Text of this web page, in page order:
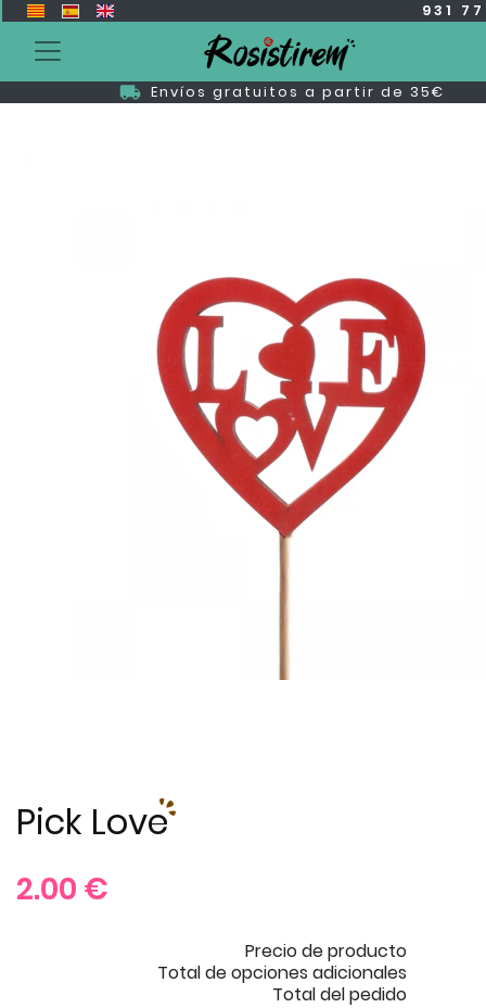
931
Envíos gratuitos a partir de 35€
Pick Love
2.00 €
Precio de producto
Total de opciones adicionales
Total del pedido